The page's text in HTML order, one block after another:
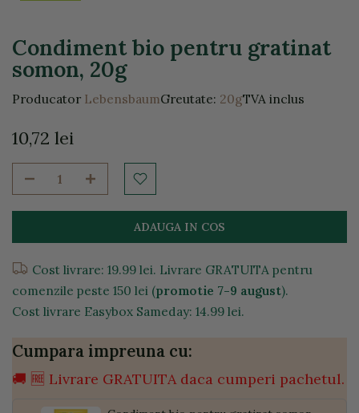
Condiment bio pentru gratinat
somon, 20g
Producator LebensbaumGreutate: 20gTVA inclus
10,72 lei
ADAUGA IN COS
Cost livrare: 19.99 lei. Livrare GRATUITA pentru
comenzile peste 150 lei (promotie 7-9 august).
Cost livrare Easybox Sameday: 14.99 lei.
Cumpara impreuna cu:
🚚 🆓 Livrare GRATUITA daca cumperi pachetul.